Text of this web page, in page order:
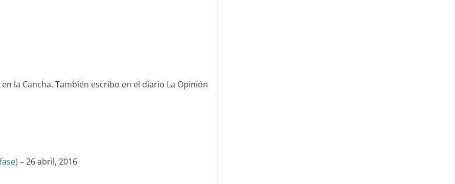
la Cancha. También escribo en el diario La Opinión
– 26 abril, 2016